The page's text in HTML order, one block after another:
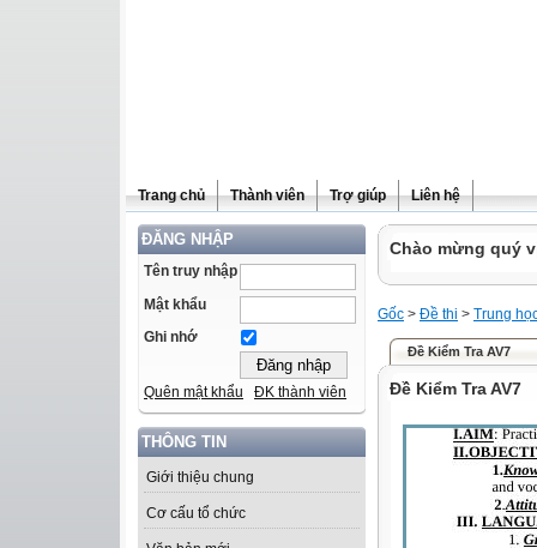
Trang chủ Thành viên Trợ giúp Liên hệ
ĐĂNG NHẬP
Tên truy nhập
Mật khẩu
Ghi nhớ
Quên mật khẩu ĐK thành viên
THÔNG TIN
Giới thiệu chung
Cơ cấu tổ chức
Chào mừng quý
Gốc > Đề thi > Trung
Đề Kiểm Tra AV7
Đề Kiểm Tra AV7